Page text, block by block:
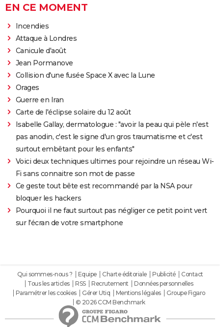
EN CE MOMENT
Incendies
Attaque à Londres
Canicule d'août
Jean Pormanove
Collision d'une fusée Space X avec la Lune
Orages
Guerre en Iran
Carte de l'éclipse solaire du 12 août
Isabelle Gallay, dermatologue : "avoir la peau qui pèle n'est
pas anodin, c'est le signe d'un gros traumatisme et c'est
surtout embêtant pour les enfants"
Voici deux techniques ultimes pour rejoindre un réseau Wi-
Fi sans connaitre son mot de passe
Ce geste tout bête est recommandé par la NSA pour
bloquer les hackers
Pourquoi il ne faut surtout pas négliger ce petit point vert
sur l'écran de votre smartphone
Qui sommes-nous ? Equipe Charte éditoriale Publicité
Contact
Tous les articles
RSS Recrutement
Données personnelles
Paramétrer les cookies
Gérer Utiq Mentions légales
Groupe Figaro
© 2026 CCM Benchmark